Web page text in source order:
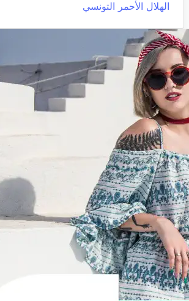
الهلال الأحمر التونسي